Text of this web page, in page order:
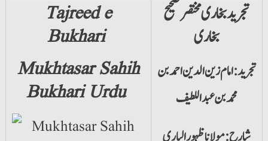
Tajreed e
Bukhari
Mukhtasar Sahih
Bukhari Urdu
تجرید بخاری مختصر صحیح
بخاری
تجرید: امام زین الدین احمد بن
محمد بن عبد اللطیف